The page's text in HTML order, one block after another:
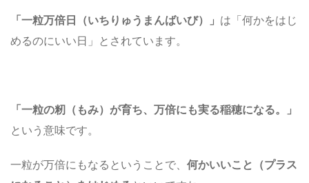
「一粒万倍日（いちりゅうまんばいび）」 は「何かをはじ
めるのにいい日」とされています。
「一粒の籾（もみ）が育ち、万倍にも実る稲穂になる。」
という意味です。
一粒が万倍にもなるということで、 何かいいこと（プラス